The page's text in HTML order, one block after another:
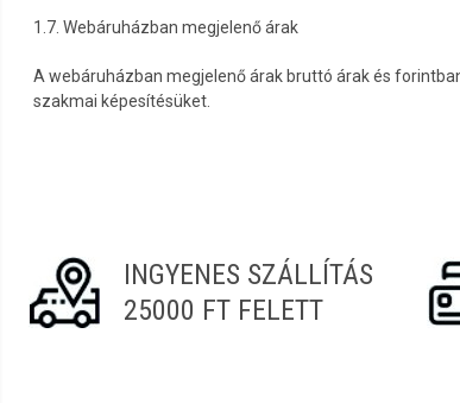
1.7. Webáruházban megjelenő árak
A webáruházban megjelenő árak bruttó árak és
szakmai képesítésüket.
INGYENES SZÁLLÍTÁS
25000 FT FELETT